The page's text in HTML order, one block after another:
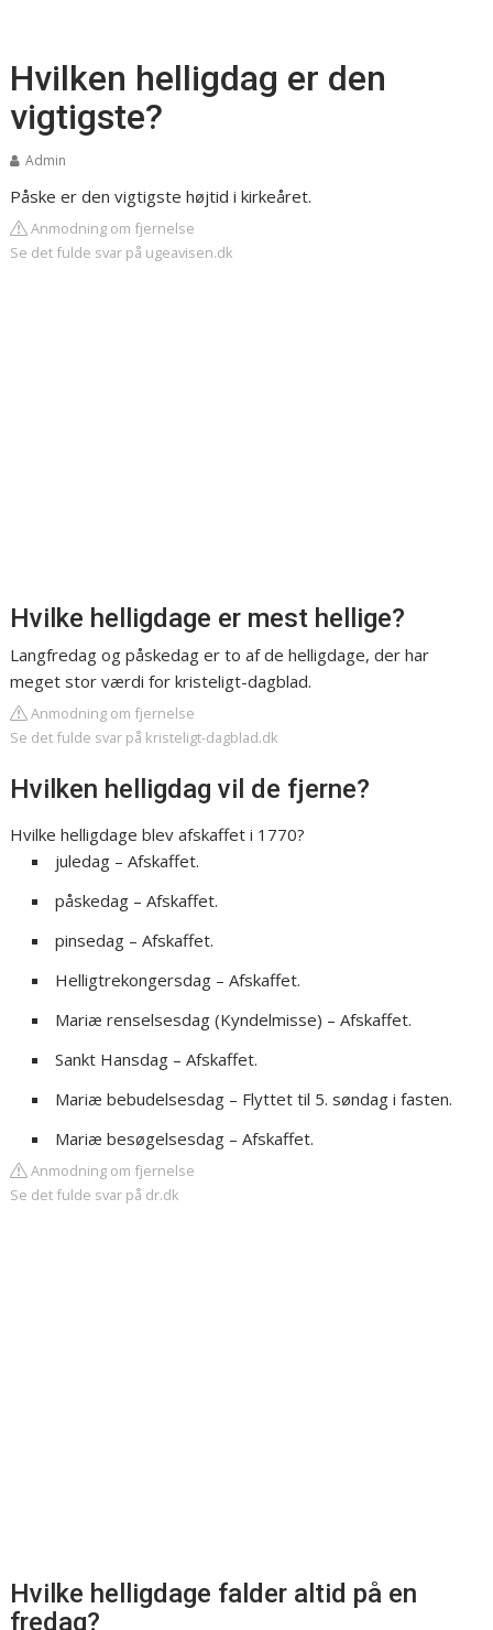
Hvilken helligdag er den
vigtigste?
Admin
Påske er den vigtigste højtid i kirkeåret.
Anmodning om fjernelse
Se det fulde svar på ugeavisen.dk
Hvilke helligdage er mest hellige?
Langfredag og påskedag er to af de helligdage, der har
meget stor værdi for kristeligt-dagblad.
Anmodning om fjernelse
Se det fulde svar på kristeligt-dagblad.dk
Hvilken helligdag vil de fjerne?
Hvilke helligdage blev afskaffet i 1770?
juledag – Afskaffet.
påskedag – Afskaffet.
pinsedag – Afskaffet.
Helligtrekongersdag – Afskaffet.
Mariæ renselsesdag (Kyndelmisse) – Afskaffet.
Sankt Hansdag – Afskaffet.
Mariæ bebudelsesdag – Flyttet til 5. søndag i fasten.
Mariæ besøgelsesdag – Afskaffet.
Anmodning om fjernelse
Se det fulde svar på dr.dk
Hvilke helligdage falder altid på en
fredag?